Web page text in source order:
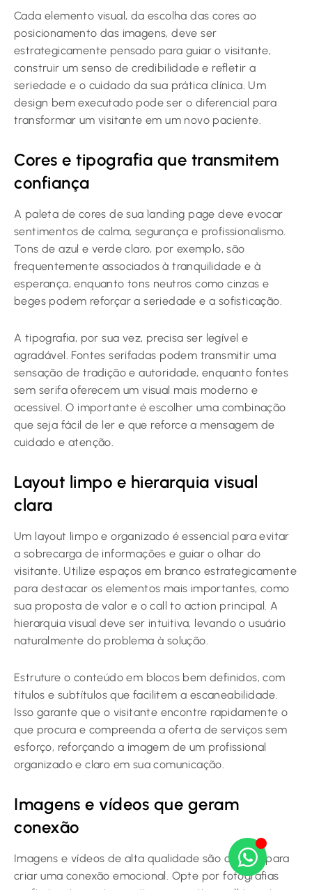
Cada elemento visual, da escolha das cores ao
posicionamento das imagens, deve ser
estrategicamente pensado para guiar o visitante,
construir um senso de credibilidade e refletir a
seriedade e o cuidado da sua prática clínica. Um
design bem executado pode ser o diferencial para
transformar um visitante em um novo paciente.
Cores e tipografia que transmitem
confiança
A paleta de cores de sua landing page deve evocar
sentimentos de calma, segurança e profissionalismo.
Tons de azul e verde claro, por exemplo, são
frequentemente associados à tranquilidade e à
esperança, enquanto tons neutros como cinzas e
beges podem reforçar a seriedade e a sofisticação.
A tipografia, por sua vez, precisa ser legível e
agradável. Fontes serifadas podem transmitir uma
sensação de tradição e autoridade, enquanto fontes
sem serifa oferecem um visual mais moderno e
acessível. O importante é escolher uma combinação
que seja fácil de ler e que reforce a mensagem de
cuidado e atenção.
Layout limpo e hierarquia visual
clara
Um layout limpo e organizado é essencial para evitar
a sobrecarga de informações e guiar o olhar do
visitante. Utilize espaços em branco estrategicamente
para destacar os elementos mais importantes, como
sua proposta de valor e o call to action principal. A
hierarquia visual deve ser intuitiva, levando o usuário
naturalmente do problema à solução.
Estruture o conteúdo em blocos bem definidos, com
títulos e subtítulos que facilitem a escaneabilidade.
Isso garante que o visitante encontre rapidamente o
que procura e compreenda a oferta de serviços sem
esforço, reforçando a imagem de um profissional
organizado e claro em sua comunicação.
Imagens e vídeos que geram
conexão
Imagens e vídeos de alta qualidade são cruciais para
criar uma conexão emocional. Opte por fotografias